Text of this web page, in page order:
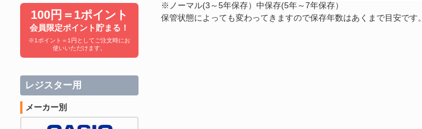
※ノーマル(3～5年保存）中保存(5年～7年保存）
保管状態によっても変わってきますので保存年数はあくまで目安です。
100円＝1ポイント
会員限定ポイント貯まる！
※1ポイント＝1円としてご注文時にお
使いいただけます。
レジスター用
メーカー別